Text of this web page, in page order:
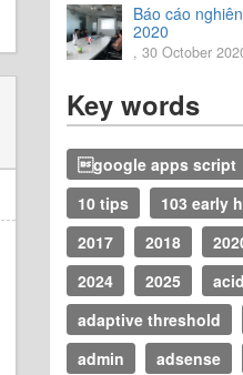
Báo cáo
2020
, 30 October
Key words
google apps script
10 tips
103 early
2017
2018
2024
2025
acid
adaptive threshold
admin
adsense